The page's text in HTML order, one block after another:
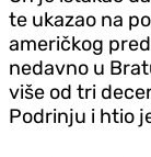
te ukazao na
američkog
nedavno u
više od tri
Podrinju i htio